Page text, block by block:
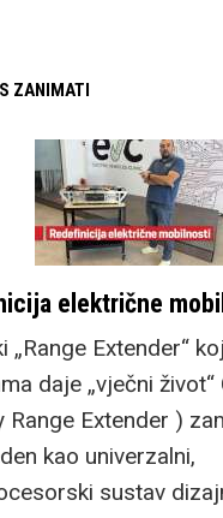
ZANIMATI
električne
„Range Extender“
daje „vječni život“
Range Extender )
kao univerzalni,
sustav